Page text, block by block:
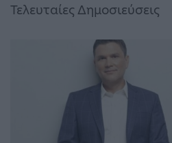
Τελευταίες Δημοσιεύσεις